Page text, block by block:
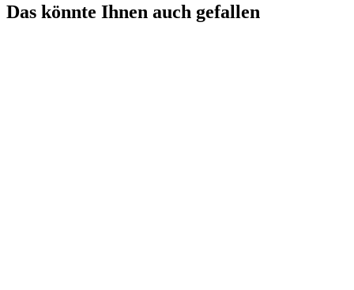
Das könnte Ihnen auch gefallen